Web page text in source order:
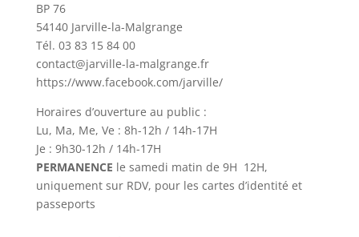
BP 76
54140 Jarville-la-Malgrange
Tél. 03 83 15 84 00
contact@jarville-la-malgrange.fr
https://www.facebook.com/jarville/
Horaires d’ouverture au public :
Lu, Ma, Me, Ve : 8h-12h / 14h-17H
Je : 9h30-12h / 14h-17H
PERMANENCE le samedi matin de 9H 12H,
uniquement sur RDV, pour les cartes d’identité et
passeports